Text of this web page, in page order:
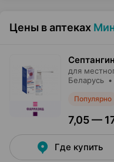
Цены в аптеках
для
Беларусь •
Популярно
7,05 —
Где купить